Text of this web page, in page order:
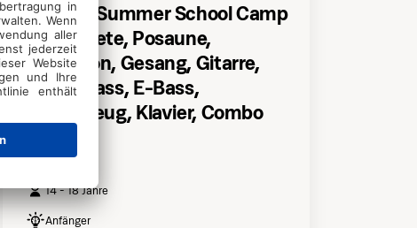
JM Jazz Summer School Camp
- Trompete, Posaune,
Saxophon, Gesang, Gitarre,
Kontrabass, E-Bass,
Schlagzeug, Klavier, Combo
Grožnjan
14 - 18 Jahre
Anfänger